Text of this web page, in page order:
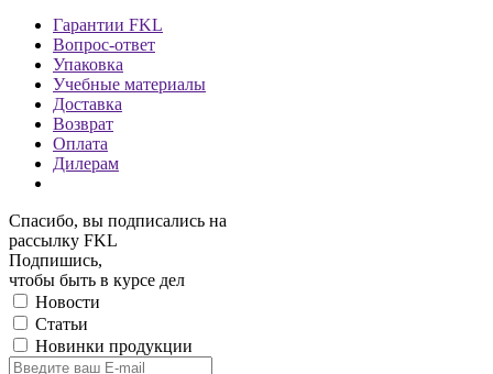
Гарантии FKL
Вопрос-ответ
Упаковка
Учебные материалы
Доставка
Возврат
Оплата
Дилерам
Спасибо, вы подписались на
рассылку FKL
Подпишись,
чтобы быть в курсе дел
Новости
Статьи
Новинки продукции